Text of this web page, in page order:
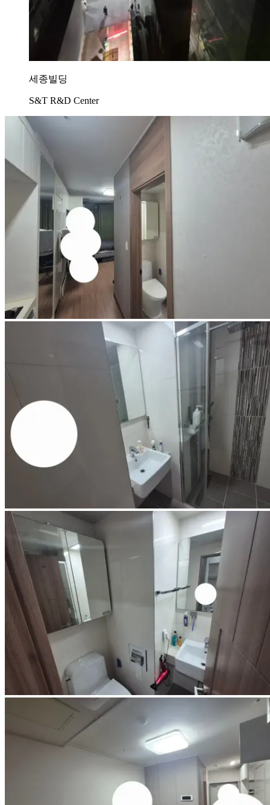
세종빌딩
S&T R&D Center